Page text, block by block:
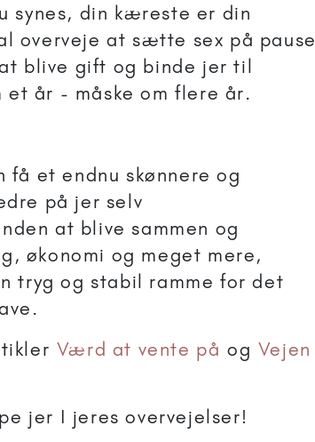
synes, din kæreste er din
overveje at sætte sex på pause
blive gift og binde jer til
år - måske om flere år.
få et endnu skønnere og
på jer selv
at blive sammen og
økonomi og meget mere,
tryg og stabil ramme for det
Værd at vente på og Vejen
jer I jeres overvejelser!